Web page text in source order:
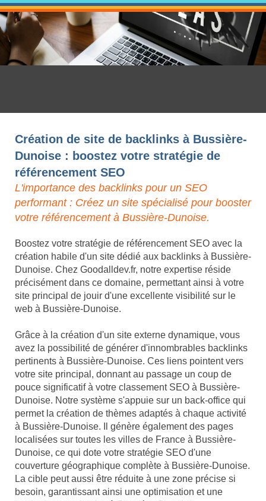
Création de site de backlinks à Bussière-
Dunoise : boostez votre stratégie de
référencement SEO
L'importance des backlinks pour un SEO
performant : Créez un site spécialisé pour booster
votre référencement à Bussière-Dunoise.
Boostez votre stratégie de référencement SEO avec la
création habile d'un site dédié aux backlinks à Bussière-
Dunoise. Chez Goodalldev.fr, notre expertise réside
précisément dans ce domaine, permettant ainsi à votre
site principal de jouir d'une excellente visibilité sur le
web à Bussière-Dunoise.
Grâce à la création d'un site externe dynamique, vous
avez la possibilité de générer d'innombrables backlinks
pertinents à Bussière-Dunoise. Ces liens pointent vers
votre site principal, donnant au passage un coup de
pouce significatif à votre classement SEO à Bussière-
Dunoise. Notre système s'appuie sur un back-office qui
permet la création de thèmes adaptés à chaque activité
à Bussière-Dunoise. Il génère également des pages
localisées sur toutes les villes de France à Bussière-
Dunoise, ce qui dote votre stratégie SEO d'une
couverture géographique complète à Bussière-Dunoise.
La cible peut aussi être réduite à une zone précise si
besoin, garantissant ainsi une optimisation et une